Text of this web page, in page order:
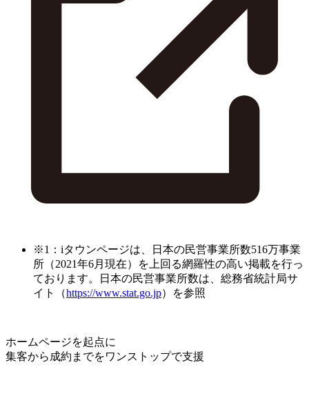
※1：iタウンページは、日本の民営事業所数516万事業
所（2021年6月現在）を上回る網羅性の高い掲載を行っ
ております。日本の民営事業所数は、総務省統計局サ
イト（https://www.stat.go.jp）を参照
ホームページを起点に
集客から成約までをワンストップで支援